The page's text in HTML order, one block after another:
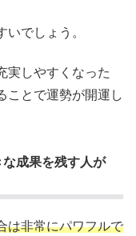
でしょう。
実しやすくなった
ことで運勢が開運し
成果を残す人が
は非常にパワフルで